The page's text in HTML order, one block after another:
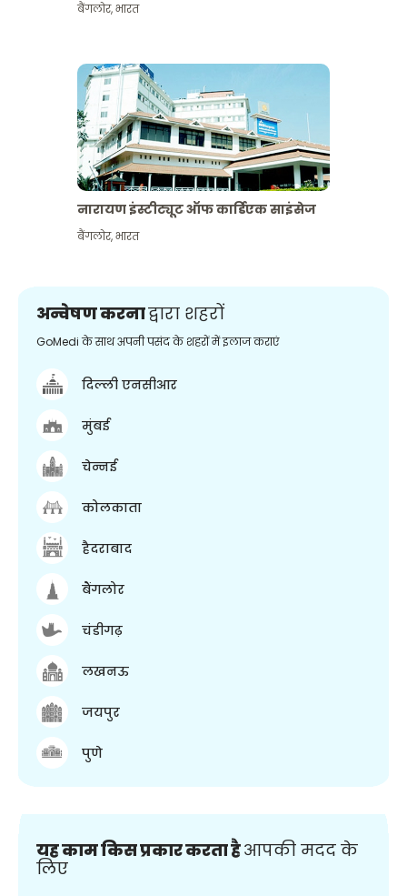
बैंगलोर,भारत
नारायण इंस्टीट्यूट ऑफ कार्डिएक साइंसेज
बैंगलोर,भारत
अन्वेषण करनाद्वारा शहरों
GoMedi के साथ अपनी पसंद के शहरों में इलाज कराएं
दिल्ली एनसीआर
मुंबई
चेन्नई
कोलकाता
हैदराबाद
बैंगलोर
चंडीगढ़
लखनऊ
जयपुर
पुणे
यह काम किस प्रकार करता हैआपकी मदद के
लिए